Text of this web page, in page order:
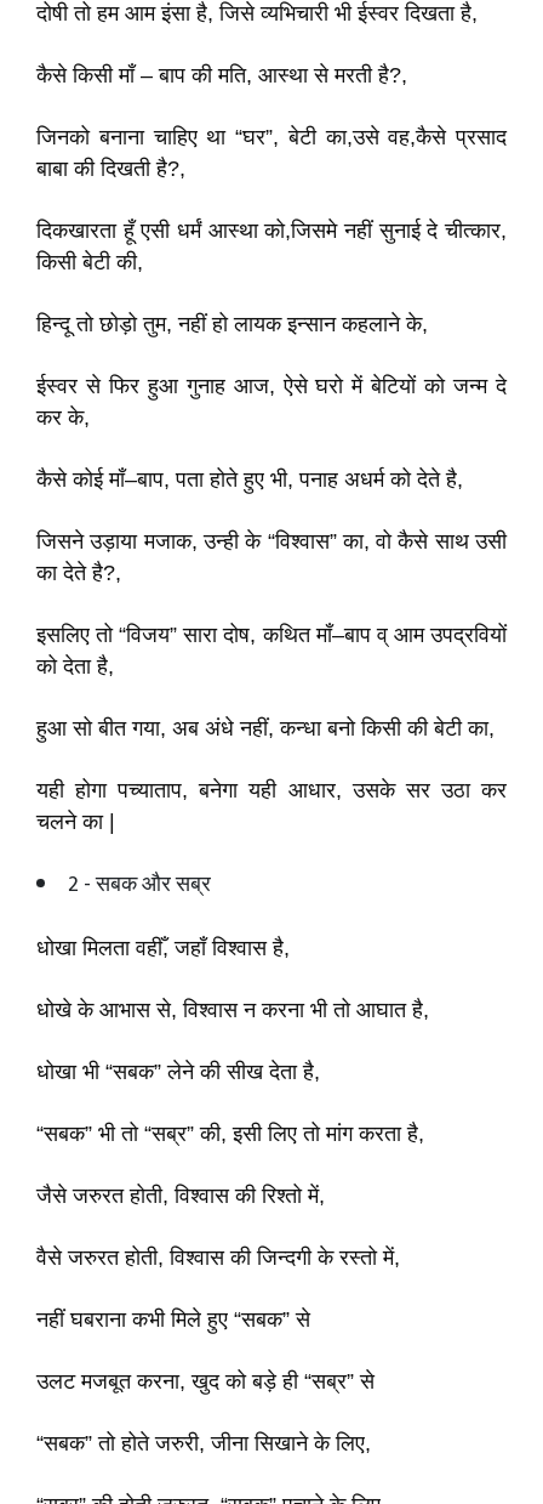
दोषी तो हम आम इंसा है, जिसे व्यभिचारी भी ईस्वर दिखता है,
कैसे किसी माँ – बाप की मति, आस्था से मरती है?,
जिनको बनाना चाहिए था “घर”, बेटी का,उसे वह,कैसे प्रसाद
बाबा की दिखती है?,
दिकखारता हूँ एसी धर्मं आस्था को,जिसमे नहीं सुनाई दे चीत्कार,
किसी बेटी की,
हिन्दू तो छोड़ो तुम, नहीं हो लायक इन्सान कहलाने के,
ईस्वर से फिर हुआ गुनाह आज, ऐसे घरो में बेटियों को जन्म दे
कर के,
कैसे कोई माँ–बाप, पता होते हुए भी, पनाह अधर्म को देते है,
जिसने उड़ाया मजाक, उन्ही के “विश्वास” का, वो कैसे साथ उसी
का देते है?,
इसलिए तो “विजय” सारा दोष, कथित माँ–बाप व् आम उपद्रवियों
को देता है,
हुआ सो बीत गया, अब अंधे नहीं, कन्धा बनो किसी की बेटी का,
यही होगा पच्याताप, बनेगा यही आधार, उसके सर उठा कर
चलने का |
2 - सबक और सब्र
धोखा मिलता वहीँ, जहाँ विश्वास है,
धोखे के आभास से, विश्वास न करना भी तो आघात है,
धोखा भी “सबक” लेने की सीख देता है,
“सबक” भी तो “सब्र” की, इसी लिए तो मांग करता है,
जैसे जरुरत होती, विश्वास की रिश्तो में,
वैसे जरुरत होती, विश्वास की जिन्दगी के रस्तो में,
नहीं घबराना कभी मिले हुए “सबक” से
उलट मजबूत करना, खुद को बड़े ही “सब्र” से
“सबक” तो होते जरुरी, जीना सिखाने के लिए,